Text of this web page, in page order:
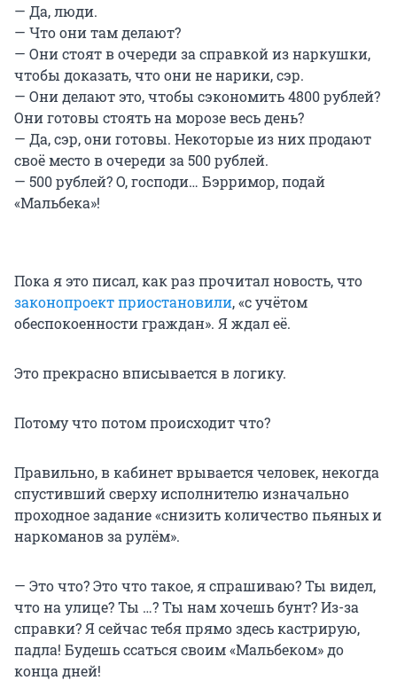
— Да, люди.
— Что они там делают?
— Они стоят в очереди за справкой из наркушки,
чтобы доказать, что они не нарики, сэр.
— Они делают это, чтобы сэкономить 4800 рублей?
Они готовы стоять на морозе весь день?
— Да, сэр, они готовы. Некоторые из них продают
своё место в очереди за 500 рублей.
— 500 рублей? О, господи… Бэрримор, подай
«Мальбека»!
Пока я это писал, как раз прочитал новость, что
законопроект приостановили, «с учётом
обеспокоенности граждан». Я ждал её.
Это прекрасно вписывается в логику.
Потому что потом происходит что?
Правильно, в кабинет врывается человек, некогда
спустивший сверху исполнителю изначально
проходное задание «снизить количество пьяных и
наркоманов за рулём».
— Это что? Это что такое, я спрашиваю? Ты видел,
что на улице? Ты …? Ты нам хочешь бунт? Из-за
справки? Я сейчас тебя прямо здесь кастрирую,
падла! Будешь ссаться своим «Мальбеком» до
конца дней!